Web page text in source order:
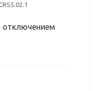
отключением